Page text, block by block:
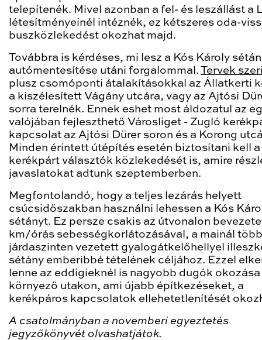
telepítenék. Mivel azonban a fel- és leszállást a
létesítményeinél intéznék, ez kétszeres oda-
buszközlekedést okozhat majd.
Továbbra is kérdéses, mi lesz a Kós Károly
autómentesítése utáni forgalommal. Tervek
plusz csomóponti átalakításokkal az Állatkerti
a kiszélesített Vágány utcára, vagy az Ajtósi
sorra terelnék. Ennek eshet most áldozatul az
valójában fejleszthető Városliget - Zugló
kapcsolat az Ajtósi Dürer soron és a Korong
Minden érintett útépítés esetén biztosítani kell a
kerékpárt választók közlekedését is, amire
javaslatokat adtunk szeptemberben.
Megfontolandó, hogy a teljes lezárás helyett
csúcsidőszakban használni lehessen a Kós
sétányt. Ez persze csakis az útvonalon
km/órás sebességkorlátozásával, a mainál
járdaszinten vezetett gyalogátkelőhellyel
sétány emberibbé tételének céljához. Ezzel
lenne az eddigieknél is nagyobb dugók okozása
környező utakon, ami újabb építkezéseket, a
kerékpáros kapcsolatok ellehetetlenítését
A csatolmányban a novemberi egyeztetés
jegyzőkönyvét olvashatjátok.